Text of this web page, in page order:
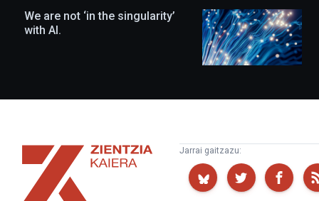
We are not ‘in the singularity’
with AI.
Zientzia
Kaiera
Jarrai gaitzazu: